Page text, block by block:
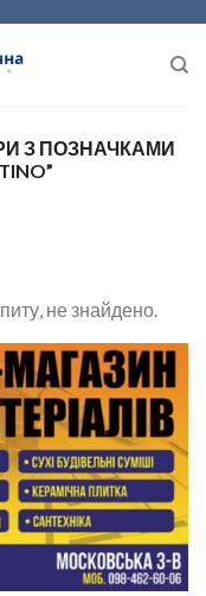
З ПОЗНАЧКАМИ
не знайдено.